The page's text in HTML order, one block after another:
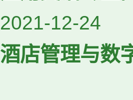
2021-12-24
酒店管理与数